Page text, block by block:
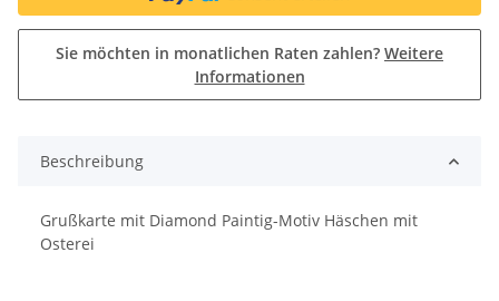
Sie möchten in monatlichen Raten zahlen? Weitere
Informationen
Beschreibung
Grußkarte mit Diamond Paintig-Motiv Häschen mit
Osterei